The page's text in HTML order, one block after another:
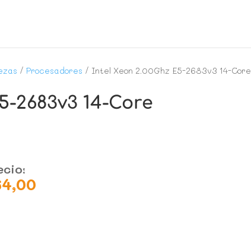
/Procesadores / Intel Xeon 2.00Ghz E5-2683v3 14-Core
2683v3 14-Core